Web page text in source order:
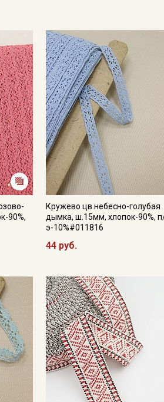
90%,
Кружево цв.небесно-голубая
дымка, ш.15мм, хлопок-90%,
э-10%#011816
44 руб.
Подписаться
Ознакомлен(а) сПолитикой обработки
данных
и даюСогласие на обработку
данных
ДаюСогласие на получение рекламных и
информационных рассылок